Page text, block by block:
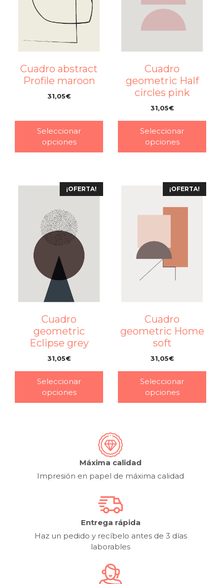
Cuadro abstract
Profile maroon
31,05€
Seleccionar
opciones
Cuadro
geometric Half
circles pink
31,05€
Seleccionar
opciones
¡OFERTA!
Cuadro
geometric
Eclipse grey
31,05€
Seleccionar
opciones
¡OFERTA!
Cuadro
geometric Home
soft
31,05€
Seleccionar
opciones
Máxima calidad
Impresión en papel de máxima calidad
Entrega rápida
Haz un pedido y recíbelo antes de 3 días
laborables